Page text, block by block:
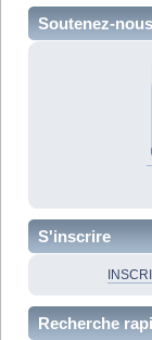
Soutenez-nous
S'inscrire
Recherche